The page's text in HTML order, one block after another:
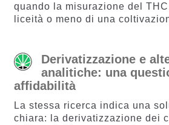
quando la misurazione del
liceità o meno di una
Derivatizzazione e
analitiche: una
affidabilità
La stessa ricerca indica una
chiara: la derivatizzazione dei